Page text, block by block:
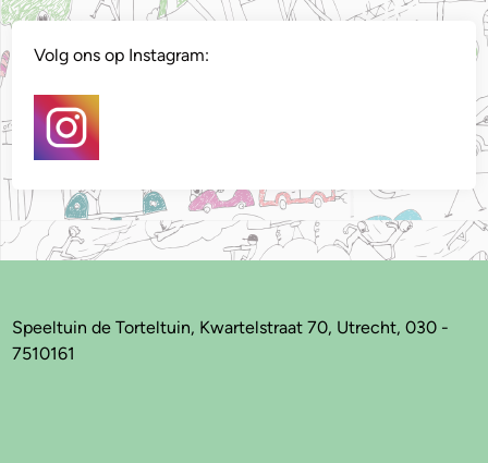
Volg ons op Instagram:
Speeltuin de Torteltuin, Kwartelstraat 70, Utrecht, 030 -
7510161